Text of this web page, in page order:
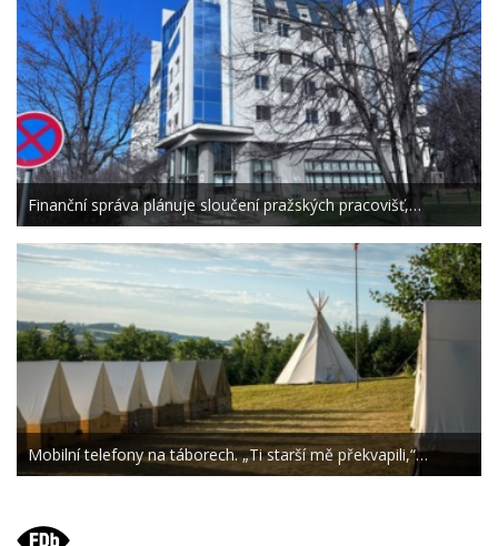
Finanční správa plánuje sloučení pražských pracovišť,…
Mobilní telefony na táborech. „Ti starší mě překvapili,“…